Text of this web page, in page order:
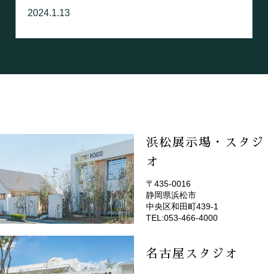
2024.1.13
浜松展示場・スタジ
オ
(EMOTOP浜松)
〒435-0016
静岡県浜松市
中央区和田町439-1
TEL:053-466-4000
名古屋スタジオ